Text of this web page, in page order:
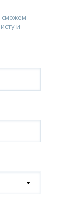
сможем
и